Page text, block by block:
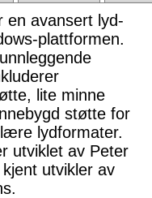
en avansert lyd-
plattformen.
lite minne
støtte for
lydformater.
utviklet av Peter
utvikler av